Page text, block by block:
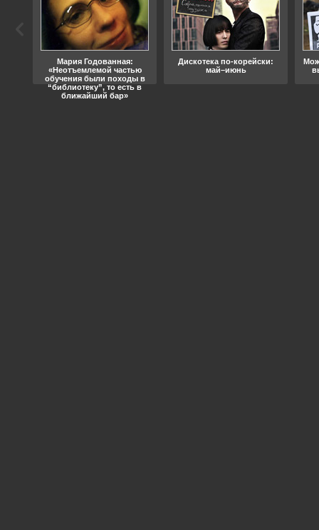
Мария Годованная:
«Неотъемлемой частью
обучения были походы в
“библиотеку”, то есть в
ближайший бар»
Дискотека по-корейски:
май–июнь